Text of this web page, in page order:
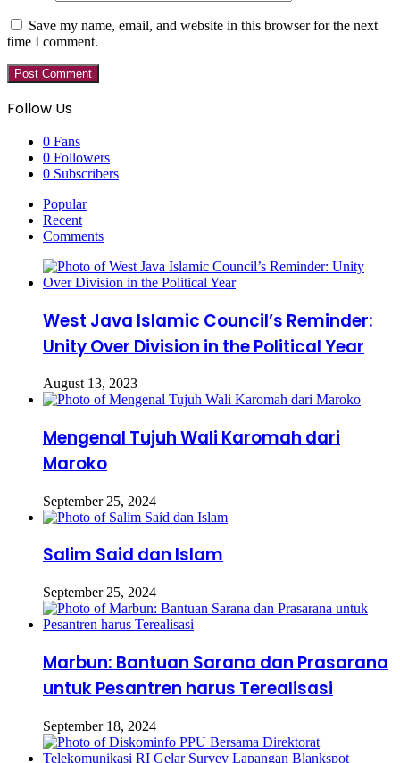
Save my name, email, and website in this browser for the next
time I comment.
Follow Us
0 Fans
0 Followers
0 Subscribers
Popular
Recent
Comments
West Java Islamic Council’s Reminder:
Unity Over Division in the Political Year
August 13, 2023
Mengenal Tujuh Wali Karomah dari
Maroko
September 25, 2024
Salim Said dan Islam
September 25, 2024
Marbun: Bantuan Sarana dan Prasarana
untuk Pesantren harus Terealisasi
September 18, 2024